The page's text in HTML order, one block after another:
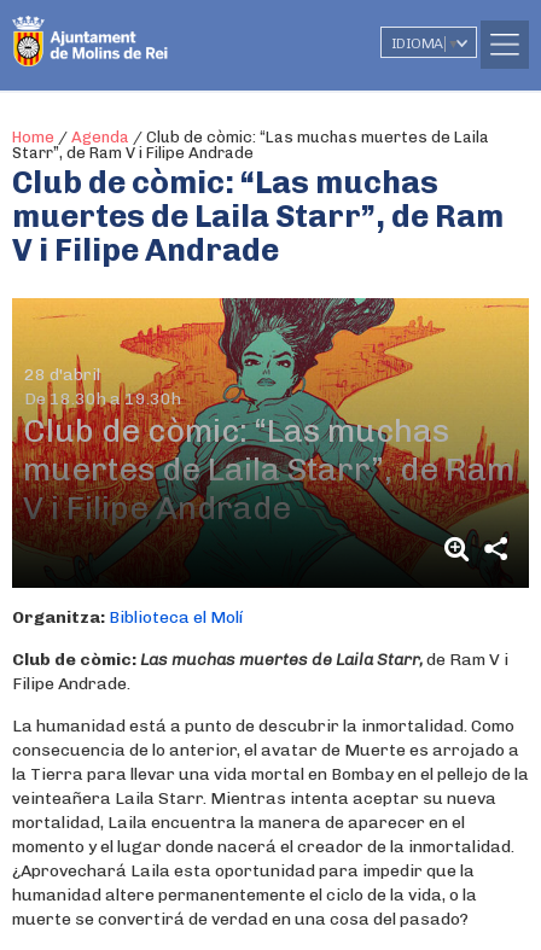
IDIOMA ▼
Home / Agenda / Club de còmic: “Las muchas muertes de Laila
Starr”, de Ram V i Filipe Andrade
Club de còmic: “Las muchas
muertes de Laila Starr”, de Ram
V i Filipe Andrade
28 d'abril
De 18.30h a 19.30h
Club de còmic: “Las muchas
muertes de Laila Starr”, de Ram
V i Filipe Andrade
Organitza: Biblioteca el Molí
Club de còmic:Las muchas muertes de Laila Starr,de Ram V i
Filipe Andrade.
La humanidad está a punto de descubrir la inmortalidad. Como
consecuencia de lo anterior, el avatar de Muerte es arrojado a
la Tierra para llevar una vida mortal en Bombay en el pellejo de la
veinteañera Laila Starr. Mientras intenta aceptar su nueva
mortalidad, Laila encuentra la manera de aparecer en el
momento y el lugar donde nacerá el creador de la inmortalidad.
¿Aprovechará Laila esta oportunidad para impedir que la
humanidad altere permanentemente el ciclo de la vida, o la
muerte se convertirá de verdad en una cosa del pasado?